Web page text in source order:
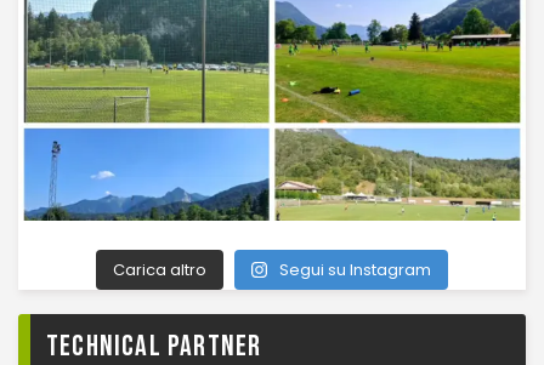
Carica altro Segui su Instagram
TECHNICAL PARTNER